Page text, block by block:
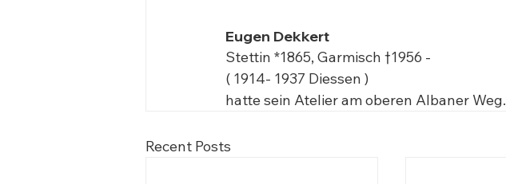
Eugen Dekkert
Stettin *1865, Garmisch †1956 -
( 1914- 1937 Diessen )
hatte sein Atelier am oberen Albaner Weg.
Recent Posts